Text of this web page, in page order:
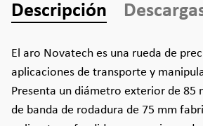
Descripción
El aro Novatech es una rueda de
aplicaciones de transporte y
Presenta un diámetro exterior de 85
de banda de rodadura de 75 mm